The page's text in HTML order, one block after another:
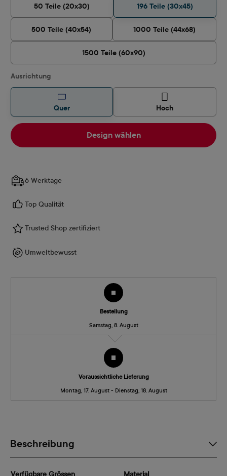
50 Teile (20x30) 196 Teile (30x45)
500 Teile (40x54) 1000 Teile (44x68)
1500 Teile (60x90)
Ausrichtungauswählen
Quer Hoch
Design wählen
6 Werktage
Top Qualität
Trusted Shop zertifiziert
Umweltbewusst
Bestellung
Samstag, 8. August
Voraussichtliche Lieferung
Montag, 17. August - Dienstag, 18. August
Beschreibung